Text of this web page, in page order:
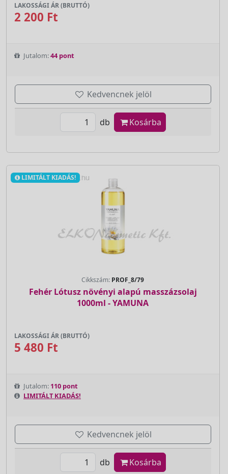
LAKOSSÁGI ÁR (BRUTTÓ)
2 200 Ft
Jutalom:44 pont
Kedvencnek jelöl
db Kosárba
LIMITÁLT KIADÁS!
Cikkszám: PROF_8/79
Fehér Lótusz növényi alapú masszázsolaj
1000ml - YAMUNA
LAKOSSÁGI ÁR (BRUTTÓ)
5 480 Ft
Jutalom: 110 pont
LIMITÁLT KIADÁS!
Kedvencnek jelöl
db Kosárba